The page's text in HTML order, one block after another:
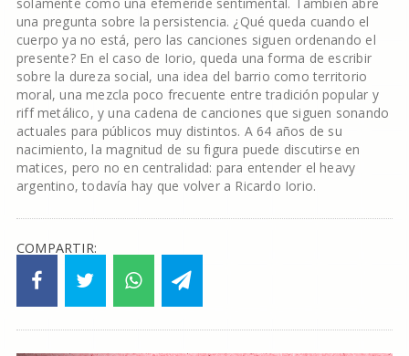
una pregunta sobre la persistencia. ¿Qué queda cuando el
cuerpo ya no está, pero las canciones siguen ordenando el
presente? En el caso de Iorio, queda una forma de escribir
sobre la dureza social, una idea del barrio como territorio
moral, una mezcla poco frecuente entre tradición popular y
riff metálico, y una cadena de canciones que siguen sonando
actuales para públicos muy distintos. A 64 años de su
nacimiento, la magnitud de su figura puede discutirse en
matices, pero no en centralidad: para entender el heavy
argentino, todavía hay que volver a Ricardo Iorio.
COMPARTIR: